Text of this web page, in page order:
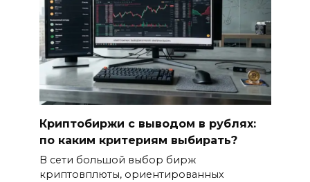
Криптобиржи с выводом в рублях:
по каким критериям выбирать?
В сети большой выбор бирж
криптовплюты, ориентированных